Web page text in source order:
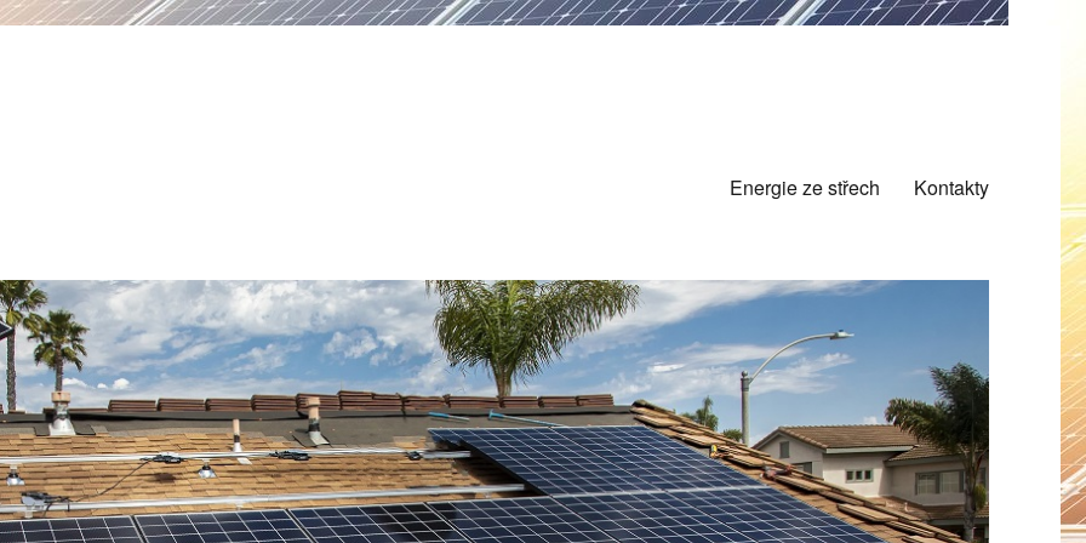
Energie ze střech Kontakty